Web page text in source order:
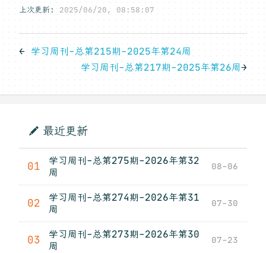
上次更新: 2025/06/20, 08:58:07
← 学习周刊-总第215期-2025年第24周
学习周刊-总第217期-2025年第26周→
最近更新
01
学习周刊-总第275期-2026年第32
周
08-06
02
学习周刊-总第274期-2026年第31
周
07-30
03
学习周刊-总第273期-2026年第30
周
07-23